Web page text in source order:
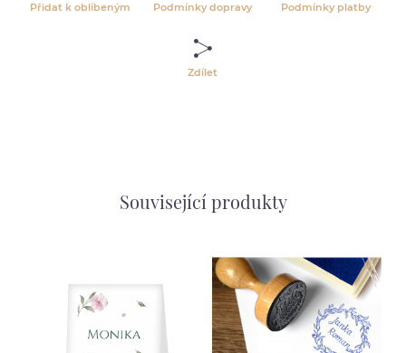
Přidat k oblíbeným Podmínky dopravy Podmínky platby
Zdílet
Související produkty